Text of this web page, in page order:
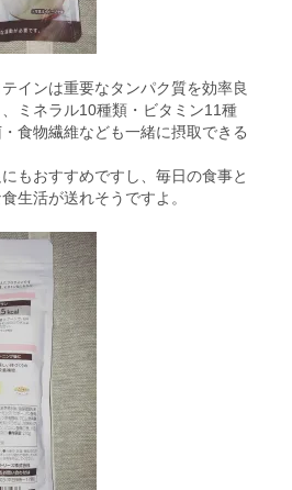
インは重要なタンパク質を効率良
ミネラル10種類・ビタミン11種
食物繊維なども一緒に摂取できる
もおすすめですし、毎日の食事と
生活が送れそうですよ。